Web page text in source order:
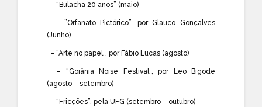
– “Bulacha 20 anos” (maio)
– ”Orfanato Pictórico”, por Glauco Gonçalves
(Junho)
– “Arte no papel”, por Fábio Lucas (agosto)
– “Goiânia Noise Festival”, por Leo Bigode
(agosto – setembro)
– “Fricções”, pela UFG (setembro – outubro)